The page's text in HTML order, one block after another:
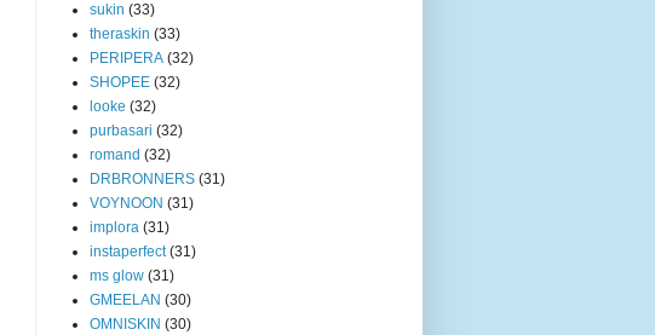
sukin (33)
theraskin (33)
PERIPERA (32)
SHOPEE (32)
looke (32)
purbasari (32)
romand (32)
DRBRONNERS (31)
VOYNOON (31)
implora (31)
instaperfect (31)
ms glow (31)
GMEELAN (30)
OMNISKIN (30)